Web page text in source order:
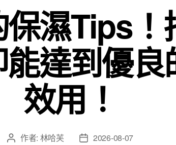
濕Tips！
達到優
效用！
文 作者: 林哈芙
文 2026-08-07